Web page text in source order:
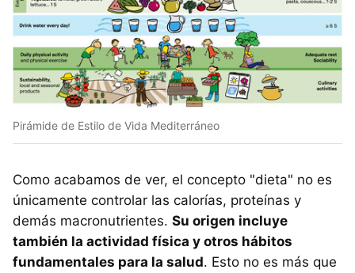
Pirámide de Estilo de Vida Mediterráneo
Como acabamos de ver, el concepto "dieta" no es
únicamente controlar las calorías, proteínas y
demás macronutrientes. Su origen incluye
también la actividad física y otros hábitos
fundamentales para la salud. Esto no es más que